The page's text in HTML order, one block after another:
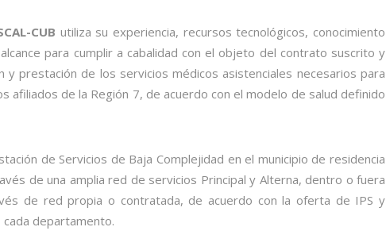
CUB utiliza su experiencia, recursos tecnológicos, conocimiento
para cumplir a cabalidad con el objeto del contrato suscrito y
prestación de los servicios médicos asistenciales necesarios para
afiliados de la Región 7, de acuerdo con el modelo de salud definido
de Servicios de Baja Complejidad en el municipio de residencia
de una amplia red de servicios Principal y Alterna, dentro o fuera
de red propia o contratada, de acuerdo con la oferta de IPS y
departamento.